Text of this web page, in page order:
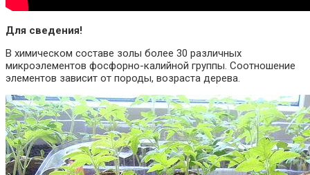
Для сведения!
В химическом составе золы более 30 различных
микроэлементов фосфорно-калийной группы. Соотношение
элементов зависит от породы, возраста дерева.